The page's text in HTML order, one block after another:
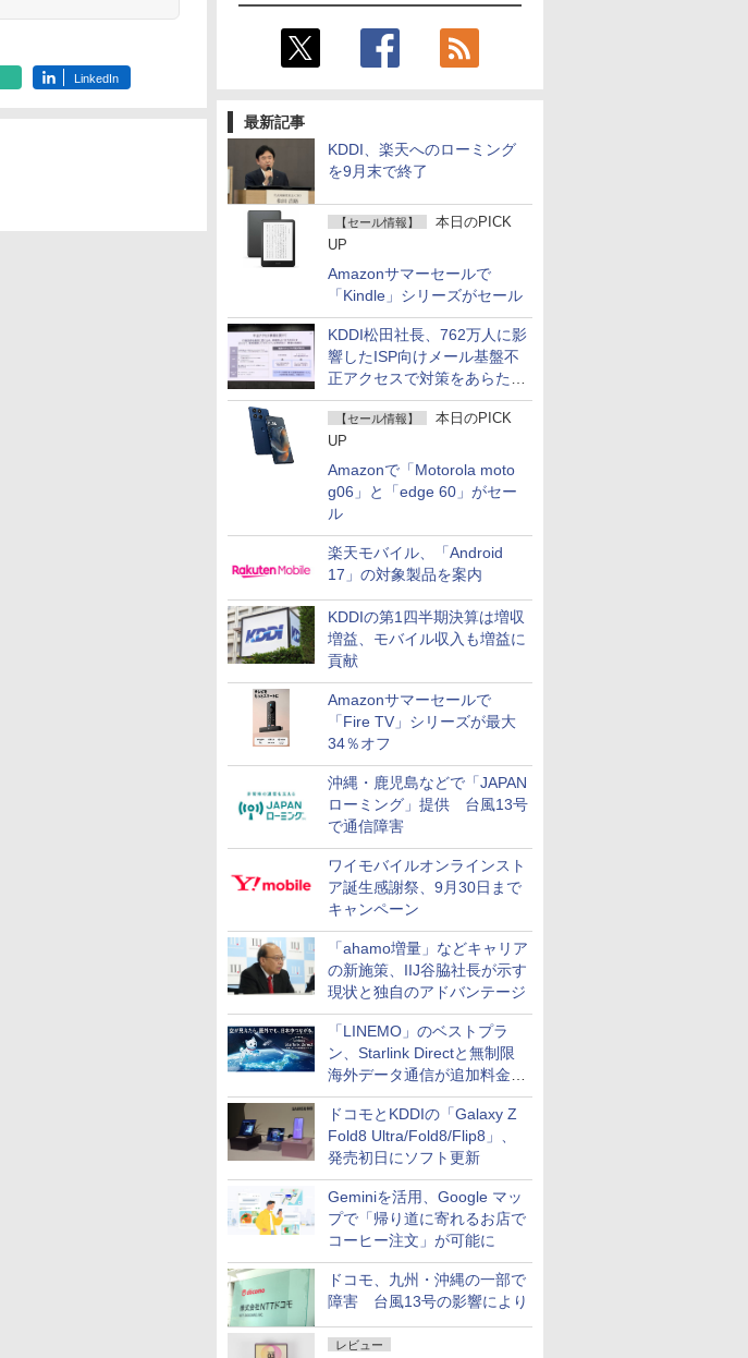
最新記事
KDDI、楽天へのローミング
を9月末で終了
【セール情報】
本日のPICK
UP
Amazonサマーセールで
「Kindle」シリーズがセール
KDDI松田社長、762万人に影
響したISP向けメール基盤不
正アクセスで対策をあらため
て説明
【セール情報】
本日のPICK
UP
Amazonで「Motorola moto
g06」と「edge 60」がセー
ル
楽天モバイル、「Android
17」の対象製品を案内
KDDIの第1四半期決算は増収
増益、モバイル収入も増益に
貢献
Amazonサマーセールで
「Fire TV」シリーズが最大
34％オフ
沖縄・鹿児島などで「JAPAN
ローミング」提供 台風13号
で通信障害
ワイモバイルオンラインスト
ア誕生感謝祭、9月30日まで
キャンペーン
「ahamo増量」などキャリア
の新施策、IIJ谷脇社長が示す
現状と独自のアドバンテージ
「LINEMO」のベストプラ
ン、Starlink Directと無制限
海外データ通信が追加料金な
しに
ドコモとKDDIの「Galaxy Z
Fold8 Ultra/Fold8/Flip8」、
発売初日にソフト更新
Geminiを活用、Google マッ
プで「帰り道に寄れるお店で
コーヒー注文」が可能に
ドコモ、九州・沖縄の一部で
障害 台風13号の影響により
レビュー
LinkedIn